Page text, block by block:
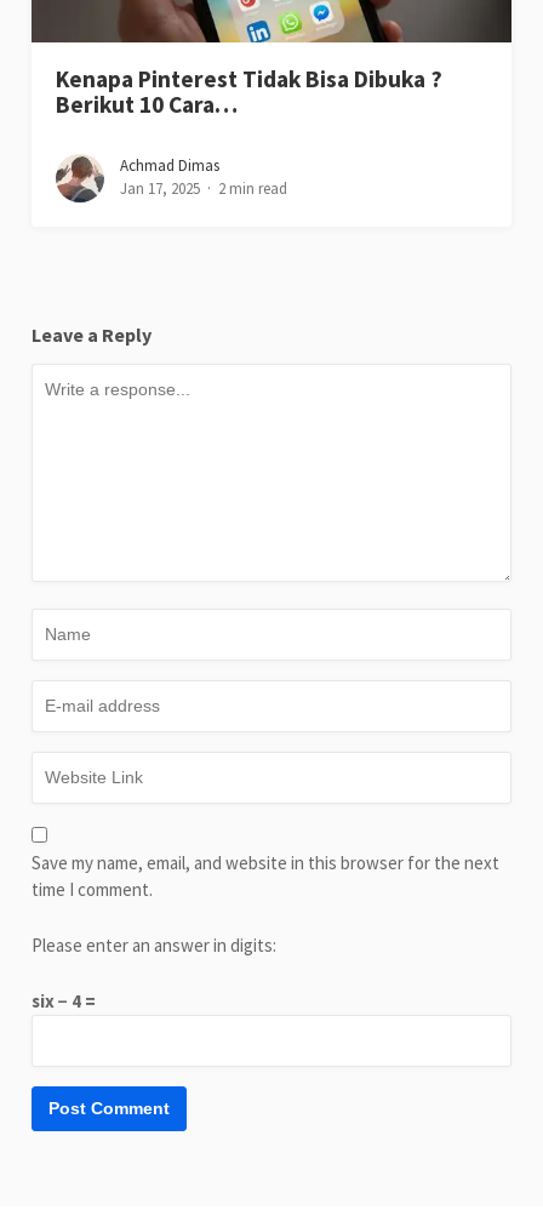
Kenapa Pinterest Tidak Bisa Dibuka ?
Berikut 10 Cara…
Achmad Dimas
Jan 17, 2025
2 min read
Leave a Reply
Save my name, email, and website in this browser for the next
time I comment.
Please enter an answer in digits:
six − 4 =